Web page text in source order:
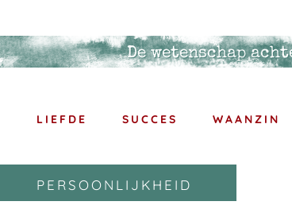
De wetenschap
LIEFDE SUCCES WAANZIN
persoonlijkheid